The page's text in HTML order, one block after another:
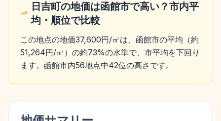
日吉町の地価は函館市で高い？市内平
均・順位で比較
この地点の地価37,600円/㎡は、函館市の平均（約
51,264円/㎡）の約73%の水準で、市平均を下回り
ます。函館市内56地点中42位の高さです。